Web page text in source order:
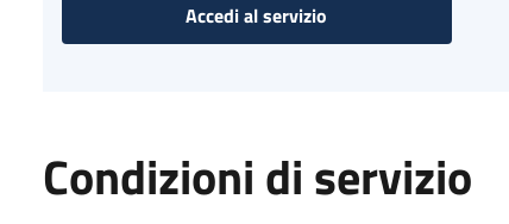
Accedi al servizio
Condizioni di servizio